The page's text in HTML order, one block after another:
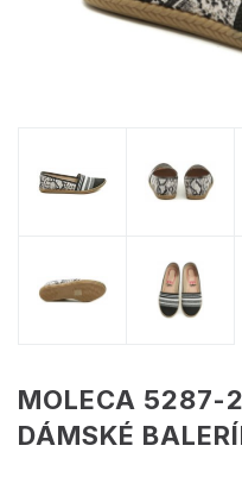
MOLECA 5287-
DÁMSKÉ